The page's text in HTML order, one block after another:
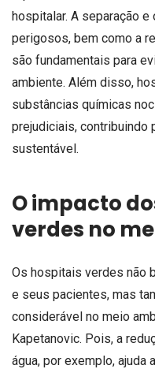
hospitalar. A separação
perigosos, bem como a
são fundamentais para
ambiente. Além disso,
substâncias químicas
prejudiciais, contribuindo
sustentável.
O impacto
verdes no
Os hospitais verdes não
e seus pacientes, mas
considerável no meio
Kapetanovic. Pois, a
água, por exemplo, ajuda